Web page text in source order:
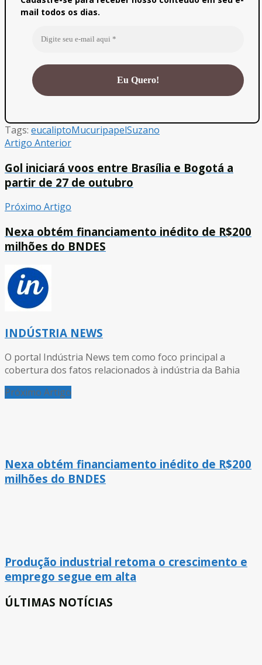
mail todos os dias.
Tags: eucaliptoMucuripapelSuzano
Artigo Anterior
Gol iniciará voos entre Brasília e Bogotá a
partir de 27 de outubro
Próximo Artigo
Nexa obtém financiamento inédito de R$200
milhões do BNDES
INDÚSTRIA NEWS
O portal Indústria News tem como foco principal a
cobertura dos fatos relacionados à indústria da Bahia
Próximo Artigo
Nexa obtém financiamento inédito de R$200
milhões do BNDES
Produção industrial retoma o crescimento e
emprego segue em alta
ÚLTIMAS NOTÍCIAS